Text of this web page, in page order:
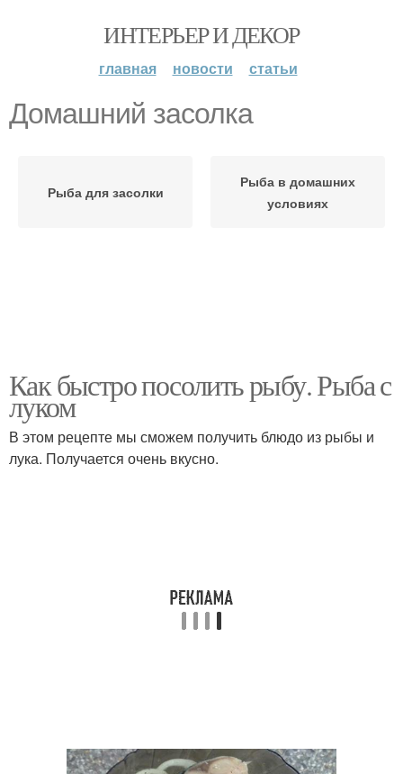
ИНТЕРЬЕР И ДЕКОР
главная новости статьи
Домашний засолка
Рыба для засолки
Рыба в домашних
условиях
Как быстро посолить рыбу. Рыба с
луком
В этом рецепте мы сможем получить блюдо из рыбы и
лука. Получается очень вкусно.